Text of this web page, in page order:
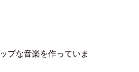
プな音楽を作っていま